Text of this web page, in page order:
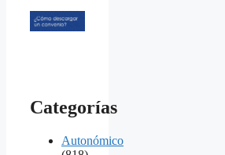
Categorías
Autonómico